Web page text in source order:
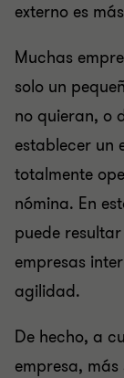
externo es
Muchas
solo un
no quieran, o
establecer un
totalmente
nómina. En
puede
empresas
agilidad.
De hecho, a
empresa,